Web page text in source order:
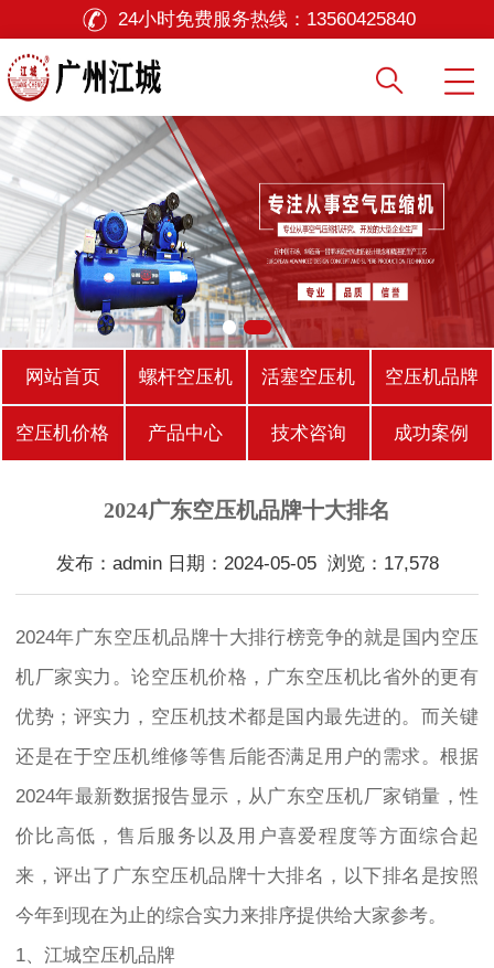
24小时免费服务热线： 13560425840
网站首页 螺杆空压机 活塞空压机 空压机品牌
空压机价格 产品中心 技术咨询 成功案例
2024广东空压机品牌十大排名
发布：admin 日期：2024-05-05 浏览：17,578
2024年广东空压机品牌十大排行榜竞争的就是国内空压
机厂家实力。论空压机价格，广东空压机比省外的更有
优势；评实力，空压机技术都是国内最先进的。而关键
还是在于空压机维修等售后能否满足用户的需求。根据
2024年最新数据报告显示，从广东空压机厂家销量，性
价比高低，售后服务以及用户喜爱程度等方面综合起
来，评出了广东空压机品牌十大排名，以下排名是按照
今年到现在为止的综合实力来排序提供给大家参考。
1、江城空压机品牌